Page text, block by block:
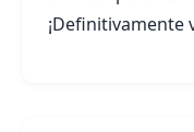
¡Definitivamente